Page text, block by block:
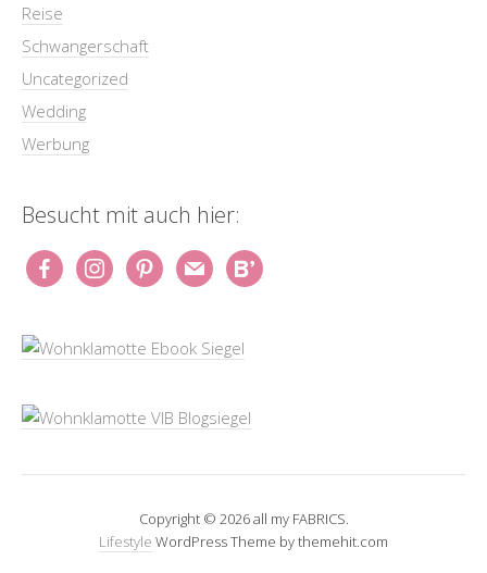
Reise
Schwangerschaft
Uncategorized
Wedding
Werbung
Besucht mit auch hier:
Copyright © 2026 all my FABRICS.
Lifestyle WordPress Theme by themehit.com